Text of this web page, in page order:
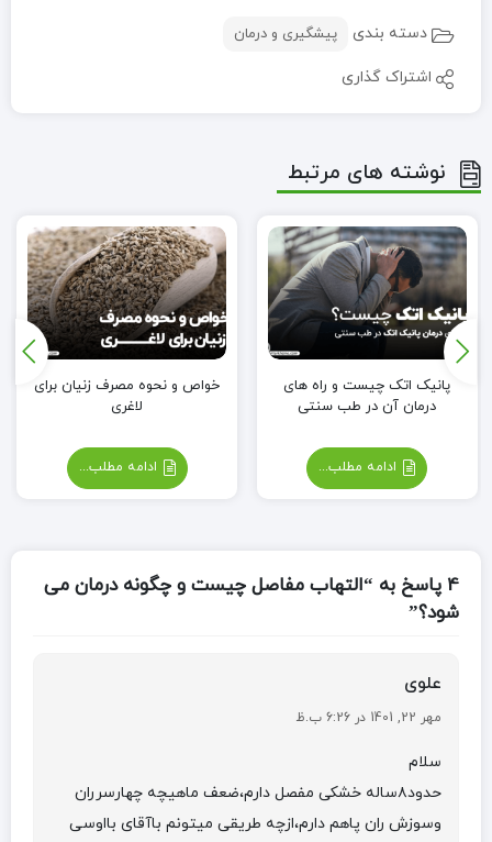
دسته بندی پیشگیری و درمان
اشتراک گذاری
نوشته های مرتبط
پانیک اتک چیست و راه های
درمان آن در طب سنتی
ادامه مطلب...
خواص و نحوه مصرف زنیان برای
لاغری
ادامه مطلب...
4 پاسخ به “التهاب مفاصل چیست و چگونه درمان می
شود؟”
علوی
مهر 22, 1401 در 6:26 ب.ظ
سلام
حدود۸ساله خشکی مفصل دارم،ضعف ماهیچه چهارسرران
وسوزش ران پاهم دارم،ازچه طریقی میتونم باآقای بااوسی